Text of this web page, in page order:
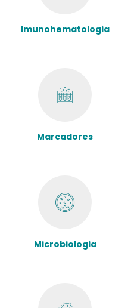
Imunohematologia
Marcadores
Microbiologia